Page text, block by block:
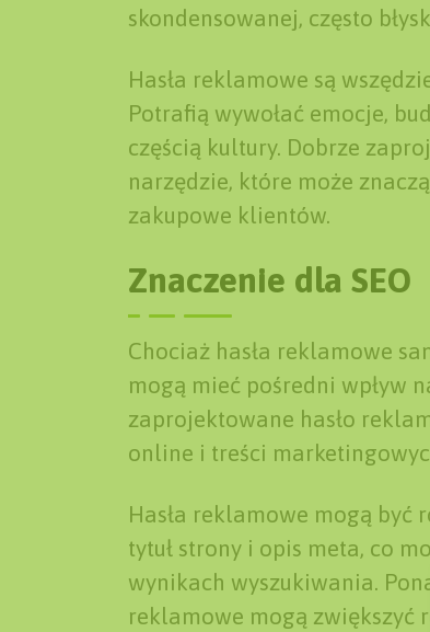
skondensowanej, często
Hasła reklamowe są
Potrafią wywołać emocje,
częścią kultury. Dobrze
narzędzie, które może
zakupowe klientów.
Znaczenie dla SEO
Chociaż hasła reklamowe
mogą mieć pośredni wpływ
zaprojektowane hasło
online i treści
Hasła reklamowe mogą być
tytuł strony i opis meta, co
wynikach wyszukiwania.
reklamowe mogą zwiększyć